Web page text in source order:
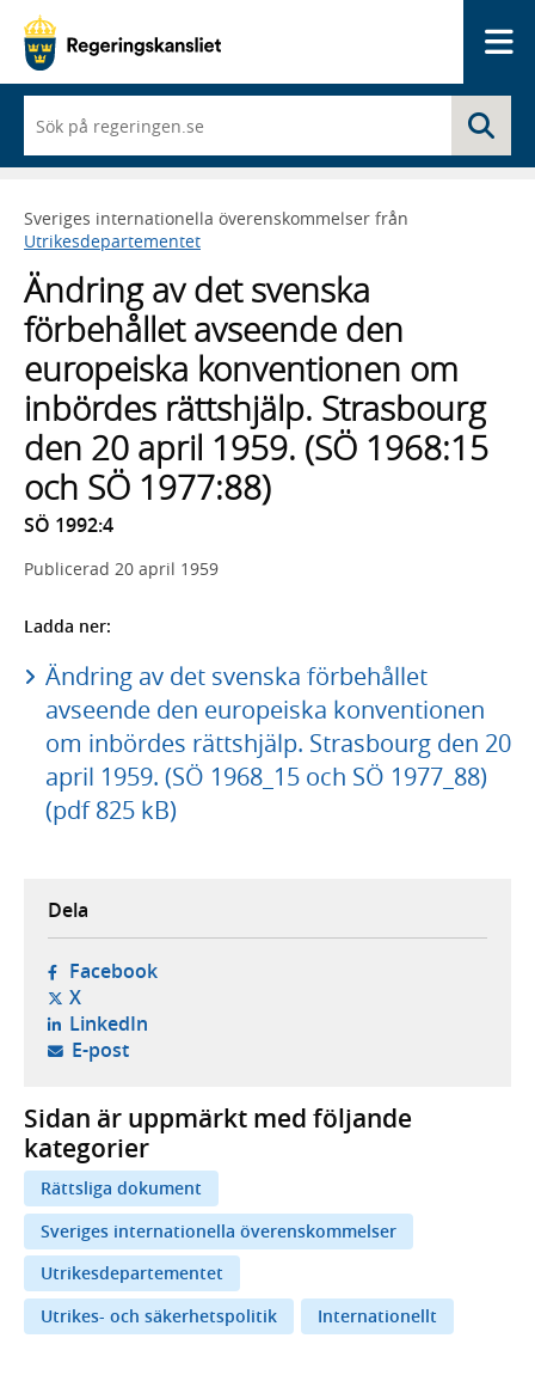
du
börjar
skriva
framträder
en
lista
med
sökförslag
Sveriges internationella överenskommelser från
Utrikesdepartementet
Ändring av det svenska
förbehållet avseende den
europeiska konventionen om
inbördes rättshjälp. Strasbourg
den 20 april 1959. (SÖ 1968:15
och SÖ 1977:88)
SÖ 1992:4
Publicerad 20 april 1959
Ladda ner:
Ändring av det svenska förbehållet
avseende den europeiska konventionen
om inbördes rättshjälp. Strasbourg den 20
april 1959. (SÖ 1968_15 och SÖ 1977_88)
(pdf 825 kB)
Dela
Facebook- öppnas i ny flik, extern webbplats,
X- öppnas i ny flik, extern webbplats,
LinkedIn- öppnas i ny flik, extern webbplats,
E-post- öppnar din e-postklient,
Sidan är uppmärkt med följande
kategorier
Rättsliga dokument
Sveriges internationella överenskommelser
Utrikesdepartementet
Utrikes- och säkerhetspolitik
Internationellt